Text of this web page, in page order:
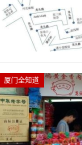
厦门全知道